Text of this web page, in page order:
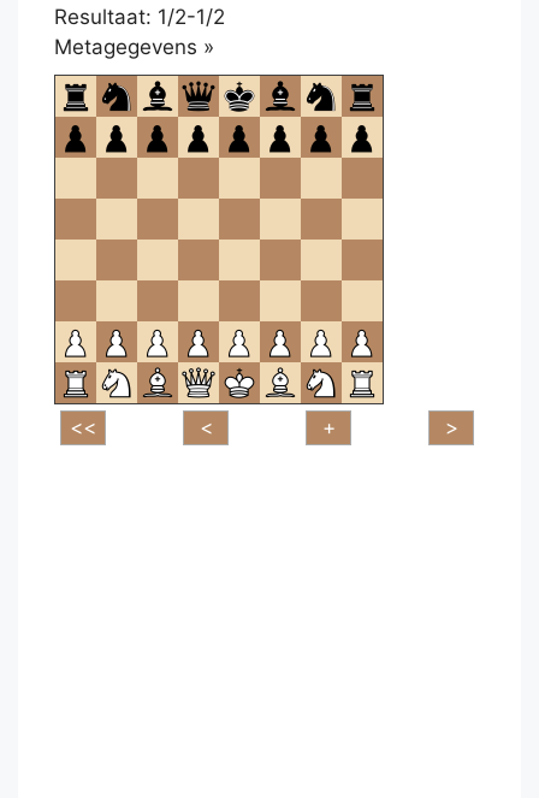
Resultaat: 1/2-1/2
Metagegevens »
om
te
openen.